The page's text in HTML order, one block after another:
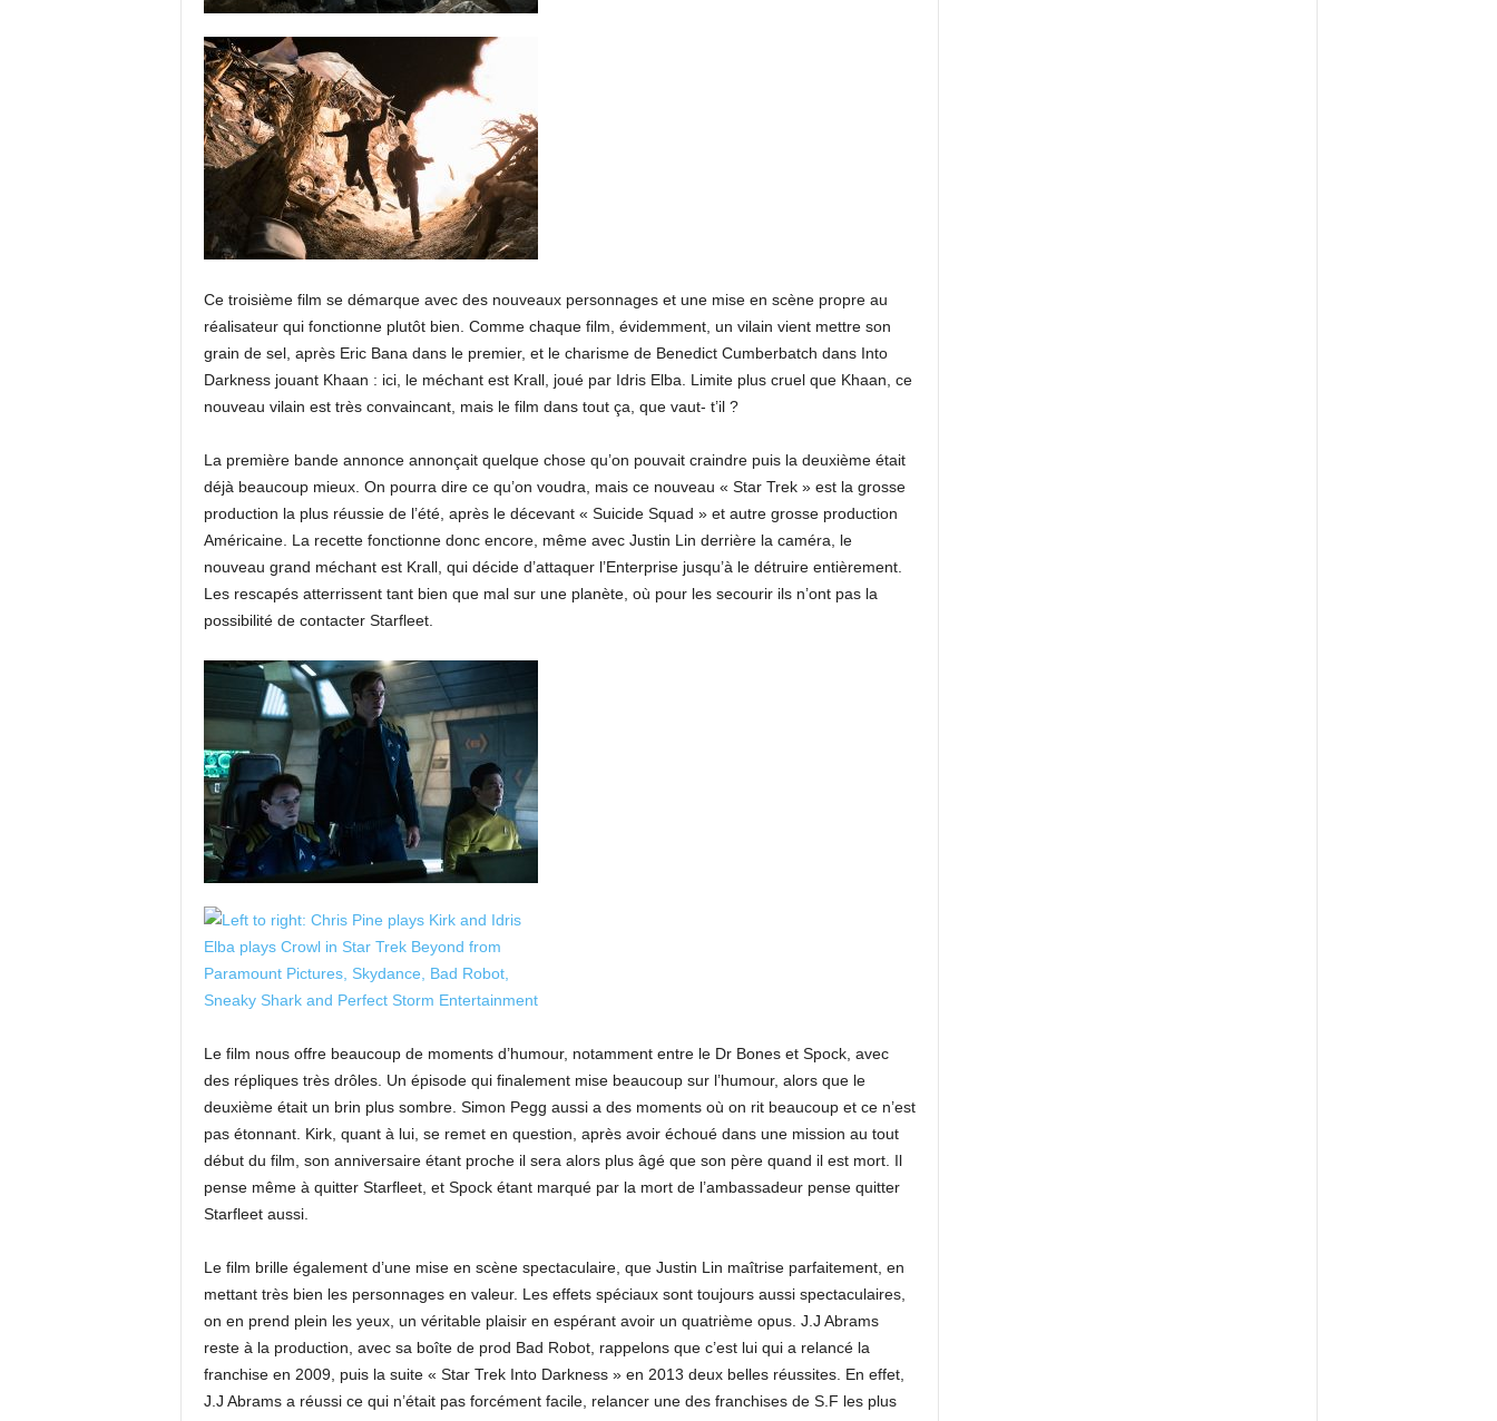
Ce troisième film se démarque avec des nouveaux personnages et une mise en scène propre au
réalisateur qui fonctionne plutôt bien. Comme chaque film, évidemment, un vilain vient mettre son
grain de sel, après Eric Bana dans le premier, et le charisme de Benedict Cumberbatch dans Into
Darkness jouant Khaan : ici, le méchant est Krall, joué par Idris Elba. Limite plus cruel que Khaan, ce
nouveau vilain est très convaincant, mais le film dans tout ça, que vaut- t’il ?
La première bande annonce annonçait quelque chose qu’on pouvait craindre puis la deuxième était
déjà beaucoup mieux. On pourra dire ce qu’on voudra, mais ce nouveau « Star Trek » est la grosse
production la plus réussie de l’été, après le décevant « Suicide Squad » et autre grosse production
Américaine. La recette fonctionne donc encore, même avec Justin Lin derrière la caméra, le
nouveau grand méchant est Krall, qui décide d’attaquer l’Enterprise jusqu’à le détruire entièrement.
Les rescapés atterrissent tant bien que mal sur une planète, où pour les secourir ils n’ont pas la
possibilité de contacter Starfleet.
Le film nous offre beaucoup de moments d’humour, notamment entre le Dr Bones et Spock, avec
des répliques très drôles. Un épisode qui finalement mise beaucoup sur l’humour, alors que le
deuxième était un brin plus sombre. Simon Pegg aussi a des moments où on rit beaucoup et ce n’est
pas étonnant. Kirk, quant à lui, se remet en question, après avoir échoué dans une mission au tout
début du film, son anniversaire étant proche il sera alors plus âgé que son père quand il est mort. Il
pense même à quitter Starfleet, et Spock étant marqué par la mort de l’ambassadeur pense quitter
Starfleet aussi.
Le film brille également d’une mise en scène spectaculaire, que Justin Lin maîtrise parfaitement, en
mettant très bien les personnages en valeur. Les effets spéciaux sont toujours aussi spectaculaires,
on en prend plein les yeux, un véritable plaisir en espérant avoir un quatrième opus. J.J Abrams
reste à la production, avec sa boîte de prod Bad Robot, rappelons que c’est lui qui a relancé la
franchise en 2009, puis la suite « Star Trek Into Darkness » en 2013 deux belles réussites. En effet,
J.J Abrams a réussi ce qui n’était pas forcément facile, relancer une des franchises de S.F les plus